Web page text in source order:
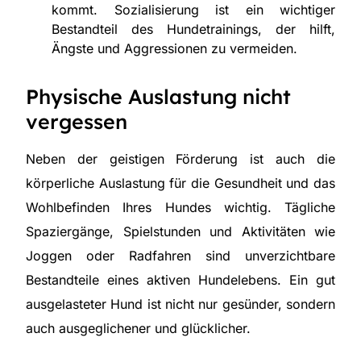
kommt. Sozialisierung ist ein wichtiger
Bestandteil des Hundetrainings, der hilft,
Ängste und Aggressionen zu vermeiden.
Physische Auslastung nicht
vergessen
Neben der geistigen Förderung ist auch die
körperliche Auslastung für die Gesundheit und das
Wohlbefinden Ihres Hundes wichtig. Tägliche
Spaziergänge, Spielstunden und Aktivitäten wie
Joggen oder Radfahren sind unverzichtbare
Bestandteile eines aktiven Hundelebens. Ein gut
ausgelasteter Hund ist nicht nur gesünder, sondern
auch ausgeglichener und glücklicher.